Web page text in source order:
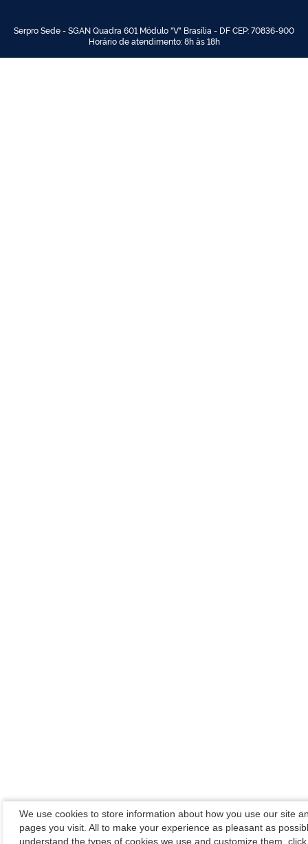
Serpro Sede - SGAN Quadra 601 Módulo "V" Brasília - DF CEP: 70836-900
Horário de atendimento: 8h às 18h
We use cookies to store information about how you use our site
pages you visit. All to make your experience as pleasant as
understand the types of cookies we use and customize them,